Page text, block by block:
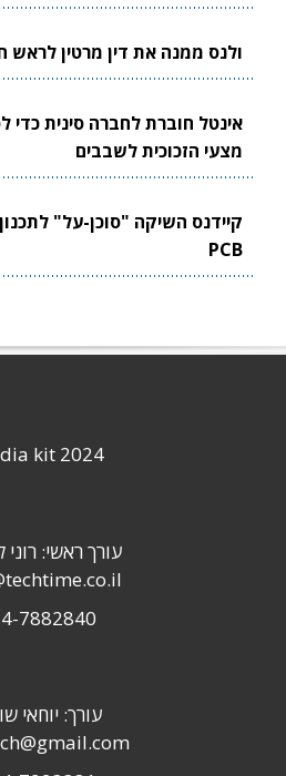
ולנס ממנה את דין מרטין לראש
אינטל חוברת לחברה סינית
מצעי הזכוכית לשבבים
קיידנס השיקה "סוכן-על"
PCB
kit 2024
עורך ראשי: רוני
7882840
עורך: יוחאי